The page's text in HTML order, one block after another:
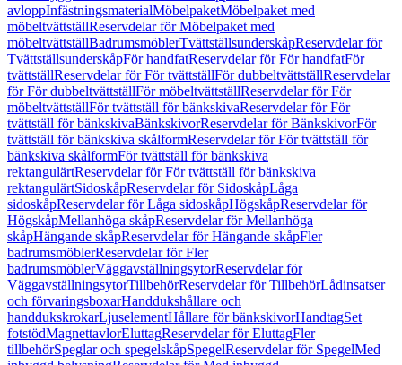
avloppInfästningsmaterialMöbelpaketMöbelpaket med
möbeltvättställReservdelar för Möbelpaket med
möbeltvättställBadrumsmöblerTvättställsunderskåpReservdelar för
TvättställsunderskåpFör handfatReservdelar för För handfatFör
tvättställReservdelar för För tvättställFör dubbeltvättställReservdelar
för För dubbeltvättställFör möbeltvättställReservdelar för För
möbeltvättställFör tvättställ för bänkskivaReservdelar för För
tvättställ för bänkskivaBänkskivorReservdelar för BänkskivorFör
tvättställ för bänkskiva skålformReservdelar för För tvättställ för
bänkskiva skålformFör tvättställ för bänkskiva
rektangulärtReservdelar för För tvättställ för bänkskiva
rektangulärtSidoskåpReservdelar för SidoskåpLåga
sidoskåpReservdelar för Låga sidoskåpHögskåpReservdelar för
HögskåpMellanhöga skåpReservdelar för Mellanhöga
skåpHängande skåpReservdelar för Hängande skåpFler
badrumsmöblerReservdelar för Fler
badrumsmöblerVäggavställningsytorReservdelar för
VäggavställningsytorTillbehörReservdelar för TillbehörLådinsatser
och förvaringsboxarHanddukshållare och
handdukskrokarLjuselementHållare för bänkskivorHandtagSet
fotstödMagnettavlorEluttagReservdelar för EluttagFler
tillbehörSpeglar och spegelskåpSpegelReservdelar för SpegelMed